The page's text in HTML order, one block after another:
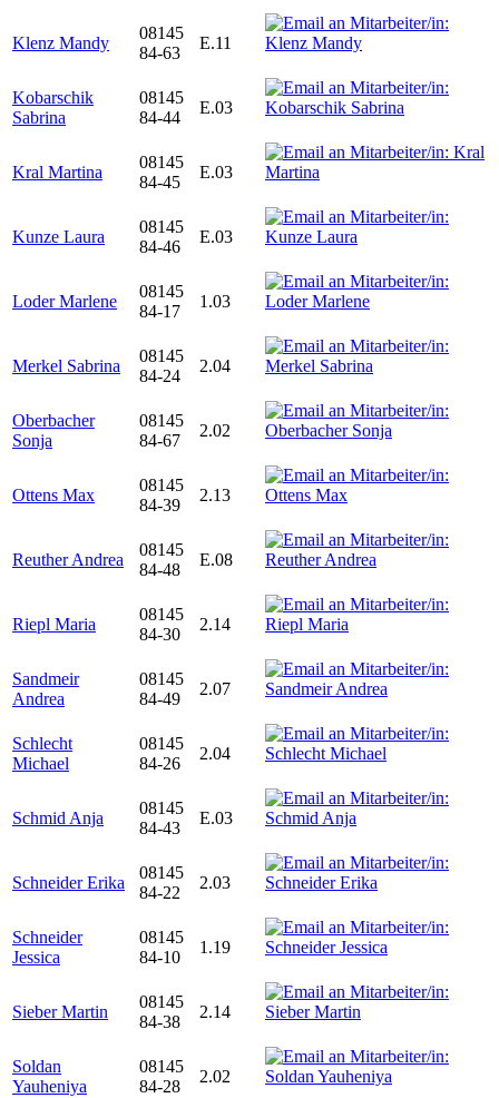
Klenz Mandy
08145
84-63
E.11
Kobarschik
Sabrina
08145
84-44
E.03
Kral Martina
08145
84-45
E.03
Kunze Laura
08145
84-46
E.03
Loder Marlene
08145
84-17
1.03
Merkel Sabrina
08145
84-24
2.04
Oberbacher
Sonja
08145
84-67
2.02
Ottens Max
08145
84-39
2.13
Reuther Andrea
08145
84-48
E.08
Riepl Maria
08145
84-30
2.14
Sandmeir
Andrea
08145
84-49
2.07
Schlecht
Michael
08145
84-26
2.04
Schmid Anja
08145
84-43
E.03
Schneider Erika
08145
84-22
2.03
Schneider
Jessica
08145
84-10
1.19
Sieber Martin
08145
84-38
2.14
Soldan
Yauheniya
08145
84-28
2.02